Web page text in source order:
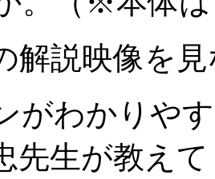
解説映像を
がわかりや
先生が教え